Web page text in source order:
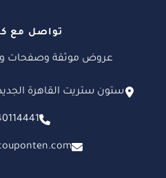
تواصل مع
عروض موثقة وصفحات
ستون ستريت القاهرة